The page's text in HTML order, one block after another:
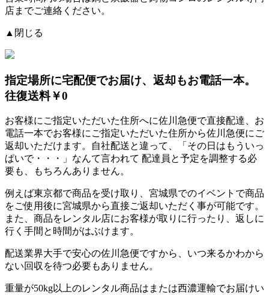
店までご連絡ください。
▲閉じる
指定場所に宅配便でお届け、返却もお電話一本。
往復送料￥0
お客様にご指定いただいた住所へに佐川急便で直接配達、お
電話一本でお客様にご指定いただいた住所から佐川急便にご
返却いただけます。自社配送と違って、「その日はもういっ
ぱいで・・・」なんて言われて 配達員と予定を調整する必
要も、もちろんありません。
例えば東京都で商品を受け取り、宮城県でのイベントで商品
をご使用後に宮城県から直接ご返却いただく事が可能です。
また、商品をレンタル店にお客様が取りに行ったり、返しに
行く手間と時間がはぶけます。
配送業界大手で安心の佐川急便ですから、 いつ来るかわから
ない回収を待つ必要もありません。
重量が50kg以上のレンタル商品はまたは西濃運輸でお届けい